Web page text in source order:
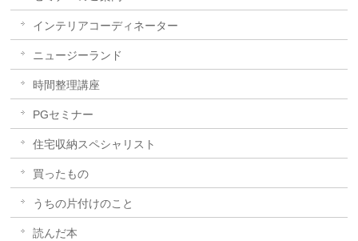
インテリアコーディネーター
ニュージーランド
時間整理講座
PGセミナー
住宅収納スペシャリスト
買ったもの
うちの片付けのこと
読んだ本